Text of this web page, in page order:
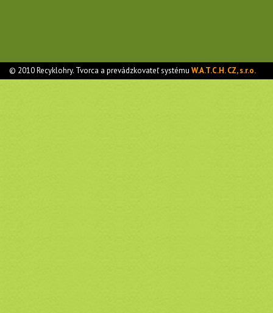
© 2010 Recyklohry. Tvorca a prevádzkovateľ systémuW.A.T.C.H. CZ, s.r.o.